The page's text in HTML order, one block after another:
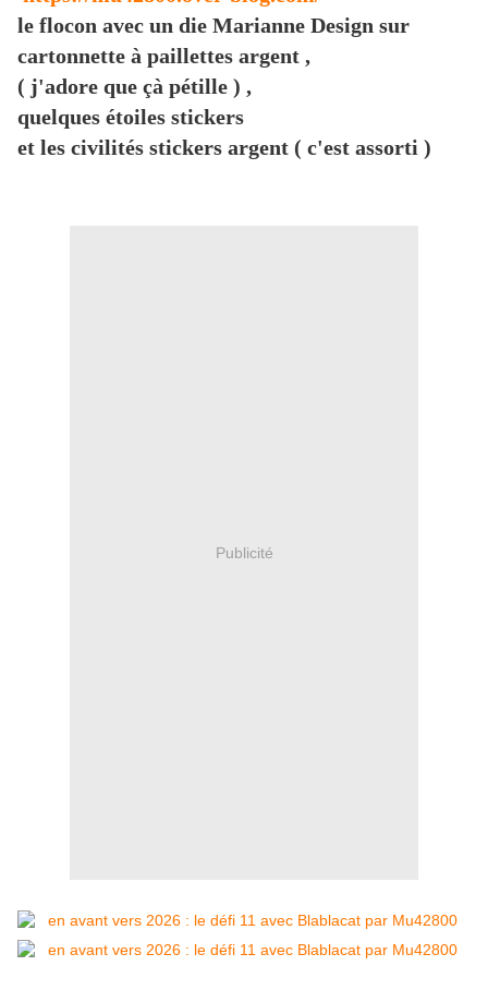
le flocon avec un die Marianne Design sur
cartonnette à paillettes argent ,
( j'adore que çà pétille ) ,
quelques étoiles stickers
et les civilités stickers argent ( c'est assorti )
Publicité